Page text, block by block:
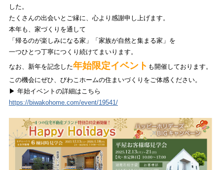
した。
たくさんの出会いとご縁に、心より感謝申し上げます。
本年も、家づくりを通して
「帰るのが楽しみになる家」「家族が自然と集まる家」を
一つひとつ丁寧につくり続けてまいります。
なお、新年を記念した年始限定イベント も開催しております。
この機会にぜひ、びわこホームの住まいづくりをご体感ください。
▶ 年始イベントの詳細はこちら
https://biwakohome.com/event/19541/